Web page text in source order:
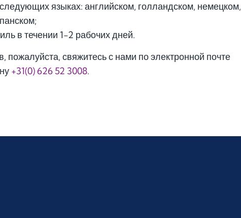
языках: английском, голландском, немецком,
в течении 1-2 рабочих дней.
пожалуйста, свяжитесь с нами по электронной почте
+31(0) 626 52 3008.